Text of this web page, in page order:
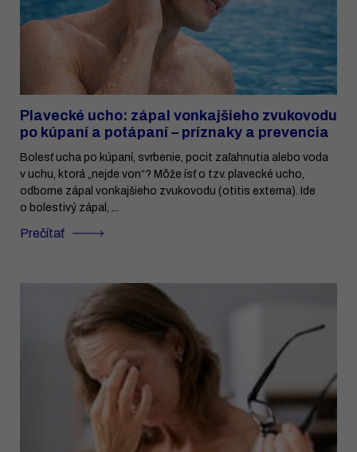
Plavecké ucho: zápal vonkajšieho zvukovodu
po kúpaní a potápaní – príznaky a prevencia
Bolesť ucha po kúpaní, svrbenie, pocit zaľahnutia alebo voda
v uchu, ktorá „nejde von“? Môže ísť o tzv. plavecké ucho,
odborne zápal vonkajšieho zvukovodu (otitis externa). Ide
o bolestivý zápal, ...
Prečítať